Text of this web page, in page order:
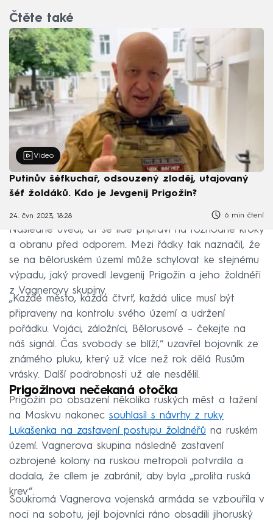
Čtěte také
Video
Putinův šéfkuchař, odsouzený zloděj, utajovaný
šéf žoldáků. Kdo je Jevgenij Prigožin?
24. čvn 2023, 18:28 6 min čtení
Následně uvedl, ať se lidé připraví na rozhodné kroky
a obranu před odporem. Mezi řádky tak naznačil, že
se na běloruském území může schylovat ke stejnému
výpadu, jaký provedl Jevgenij Prigožin a jeho žoldnéři
z Vagnerovy skupiny.
„Každé město, každá čtvrť, každá ulice musí být
připraveny na kontrolu svého území a udržení
pořádku. Vojáci, záložníci, Bělorusové – čekejte na
náš signál. Čas svobody se blíží,“ uzavřel bojovník ze
známého pluku, který už více než rok dělá Rusům
vrásky. Další podrobnosti už ale nesdělil.
Prigožinova nečekaná otočka
Prigožin po obsazení několika ruských měst a tažení
na Moskvu nakonec souhlasil s návrhy z ruky
Lukašenka na zastavení postupu žoldnéřů na ruském
území. Vagnerova skupina následně zastavení
ozbrojené kolony na ruskou metropoli potvrdila a
dodala, že cílem je zabránit, aby byla „prolita ruská
krev“.
Soukromá Vagnerova vojenská armáda se vzbouřila v
noci na sobotu, její bojovníci ráno obsadili jihoruský